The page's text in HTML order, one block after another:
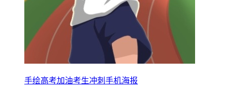
手绘高考加油考生冲刺手机海报